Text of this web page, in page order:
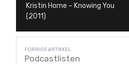
Kristin Horne – Knowing You
(2011)
Podcastlisten